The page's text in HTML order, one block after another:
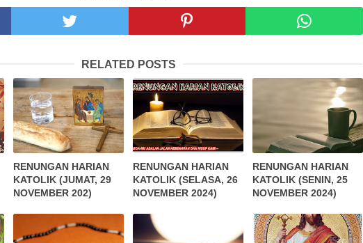
RELATED POSTS
RENUNGAN HARIAN
KATOLIK (JUMAT, 29
NOVEMBER 202)
RENUNGAN HARIAN
KATOLIK (SELASA, 26
NOVEMBER 2024)
RENUNGAN HARIAN
KATOLIK (SENIN, 25
NOVEMBER 2024)